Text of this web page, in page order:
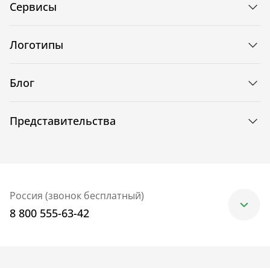
Сервисы
Логотипы
Блог
Представительства
Россия (звонок бесплатный)
8 800 555-63-42